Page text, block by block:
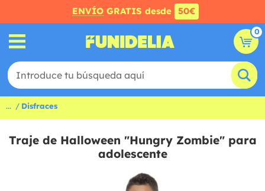
ENVÍO GRATIS desde 50€
0
... Disfraces
Traje de Halloween "Hungry Zombie" para
adolescente